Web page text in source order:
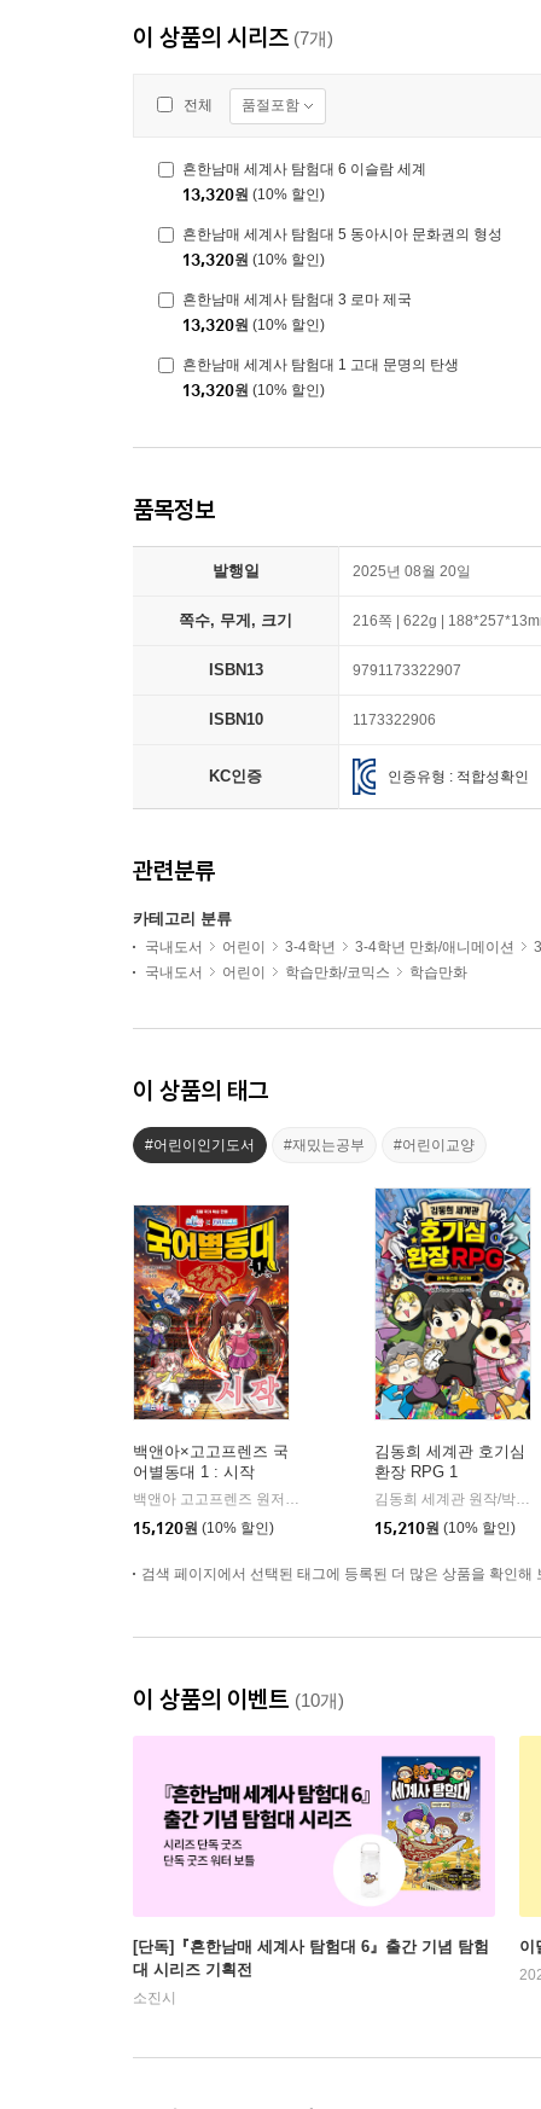
이 상품의 시리즈 (7개)
전체 품절포함
흔한남매 세계사 탐험대 6 이슬람 세계
13,320원 (10% 할인)
흔한남매 세계사 탐험대 5 동아시아 문화권의 형성
13,320원 (10% 할인)
흔한남매 세계사 탐험대 3 로마 제국
13,320원 (10% 할인)
흔한남매 세계사 탐험대 1 고대 문명의 탄생
13,320원 (10% 할인)
품목정보
발행일 2025년 08월 20일
쪽수, 무게, 크기 216쪽 | 622g |
ISBN13 9791173322907
ISBN10 1173322906
KC인증 인증유형 : 적합성확인
관련분류
카테고리 분류
국내도서 어린이 3-4학년 3-4학년 만화/애니메이션
국내도서
어린이 학습만화/코믹스 학습만화
이 상품의 태그
#어린이인기도서 #재밌는공부 #어린이교양
백앤아×고고프렌즈 국
어별동대 1 : 시작
백앤아 고고프렌즈 원저/한바리 글/정수영 그림/김선 감수 | 백앤
15,120원 (10% 할인)
김동희 세계관 호기심
환장 RPG 1
김동희 세계관 원작/박종은 글/이정태 그림
15,210원 (10% 할인)
검색 페이지에서 선택된 태그에 등록된 더 많은 상품을 확인해
이 상품의 이벤트 (10개)
[단독]『흔한남매 세계사 탐험대 6』출간 기념 탐험
대 시리즈 기획전
소진시
이